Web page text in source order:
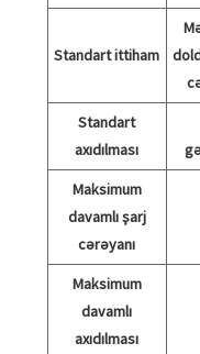
Standart ittiham
Standart
axıdılması
Maksimum
davamlı şarj
cərəyanı
Maksimum
davamlı
axıdılması